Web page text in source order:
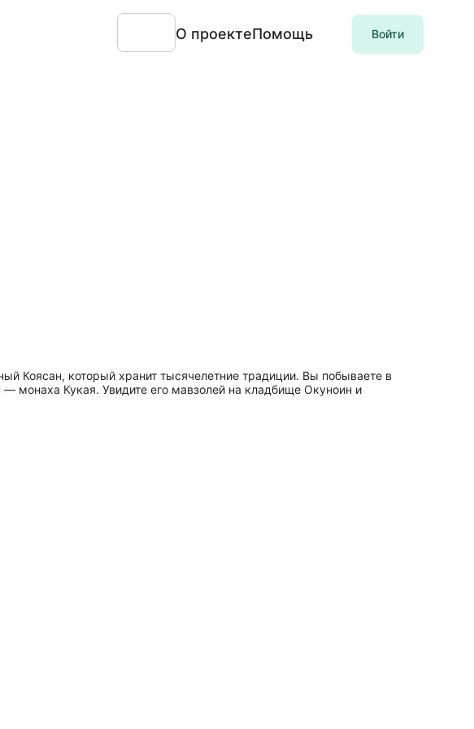
О проектеПомощь Войти
Коясан, который хранит тысячелетние традиции. Вы побываете в
монаха Кукая. Увидите его мавзолей на кладбище Окуноин и